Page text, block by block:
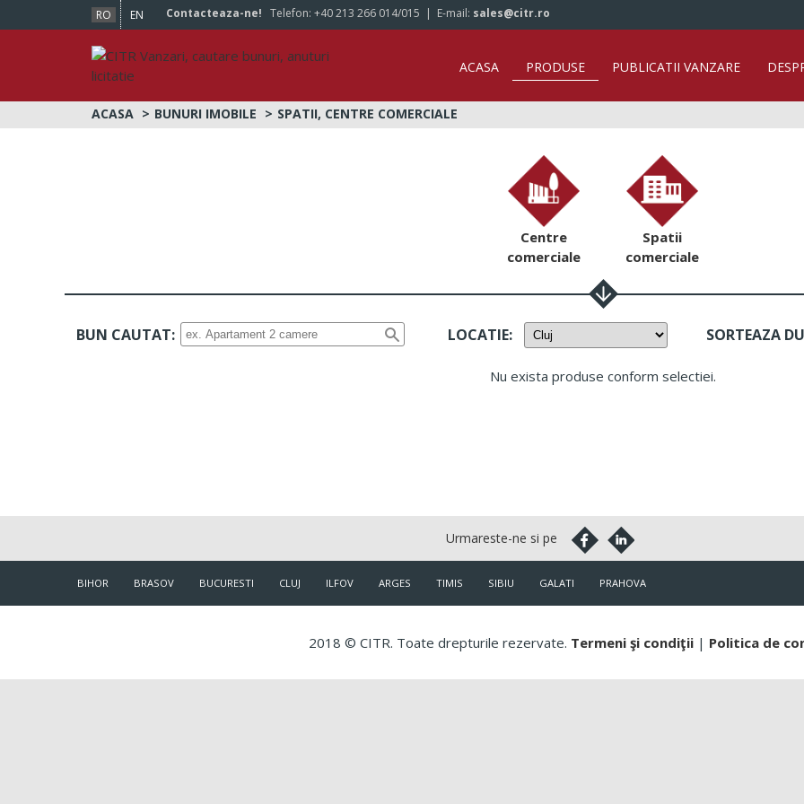
RO EN Contacteaza-ne! Telefon: +40 213 266 014/015 | E-mail: sales@citr.ro
ACASA PRODUSE PUBLICATII VANZARE
ACASA BUNURI IMOBILE SPATII, CENTRE COMERCIALE
Centre
comerciale
Spatii
comerciale
BUN CAUTAT: LOCATIE: SORTEAZA
Nu exista produse conform selectiei.
BIHOR BRASOV BUCURESTI CLUJ ILFOV ARGES TIMIS SIBIU GALATI PRAHOVA
2018 © CITR. Toate drepturile rezervate. Termeni şi condiţii | Politica de